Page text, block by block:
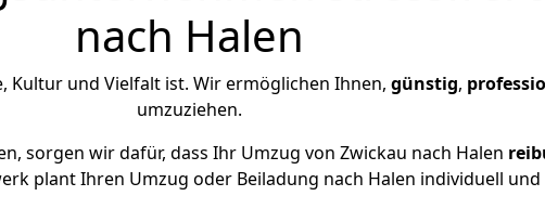
nach Halen
Kultur und Vielfalt ist. Wir ermöglichen Ihnen, günstig,
umzuziehen.
sorgen wir dafür, dass Ihr Umzug von Zwickau nach Halen
plant Ihren Umzug oder Beiladung nach Halen individuell